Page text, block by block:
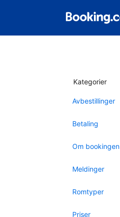
Kategorier
Avbestillinger
Betaling
Om bookingen
Meldinger
Romtyper
Priser